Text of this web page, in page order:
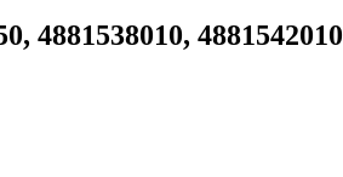
4881538010, 4881542010